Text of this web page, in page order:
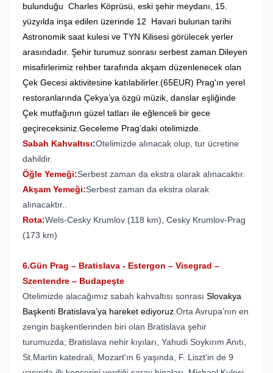
bulunduğu Charles Köprüsü, eski şehir meydanı, 15.
yüzyılda inşa edilen üzerinde 12 Havari bulunan tarihi
Astronomik saat kulesi ve TYN Kilisesi görülecek yerler
arasındadır. Şehir turumuz sonrası serbest zaman.Dileyen
misafirlerimiz rehber tarafında akşam düzenlenecek olan
Çek Gecesi aktivitesine katılabilirler.(65EUR) Prag'ın yerel
restoranlarında Çekya’ya özgü müzik, danslar eşliğinde
Çek mutfağının güzel tatları ile eğlenceli bir gece
geçireceksiniz.Geceleme Prag’daki otelimizde.
Sabah Kahvaltısı:Otelimizde alınacak olup, tur ücretine
dahildir.
Öğle Yemeği:Serbest zaman da ekstra olarak alınacaktır.
Akşam Yemeği:Serbest zaman da ekstra olarak
alınacaktır..
Rota:Wels-Cesky Krumlov (118 km), Cesky Krumlov-Prag
(173 km)
6.Gün Prag – Bratislava - Estergon – Visegrad –
Szentendre – Budapeşte
Otelimizde alacağımız sabah kahvaltısı sonrası Slovakya
Başkenti Bratislava’ya hareket ediyoruz. Orta Avrupa’nın en
zengin başkentlerinden biri olan Bratislava şehir
turumuzda; Bratislava nehir kıyıları, Yahudi Soykırım Anıtı,
St.Martin katedrali, Mozart'ın 6 yaşında, F. Liszt'in de 9